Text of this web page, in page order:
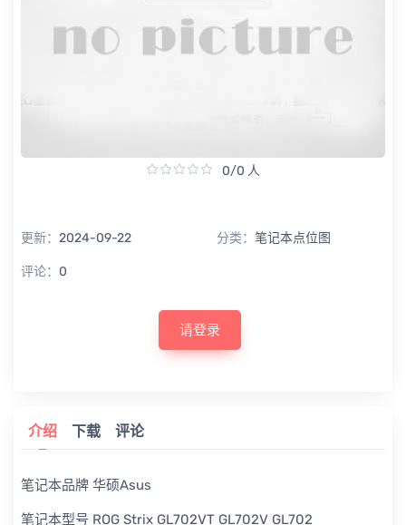
0/0 人
更新： 2024-09-22 分类： 笔记本点位图
评论： 0
请登录
介绍 下载 评论
笔记本品牌 华硕Asus
笔记本型号 ROG Strix GL702VT GL702V GL702